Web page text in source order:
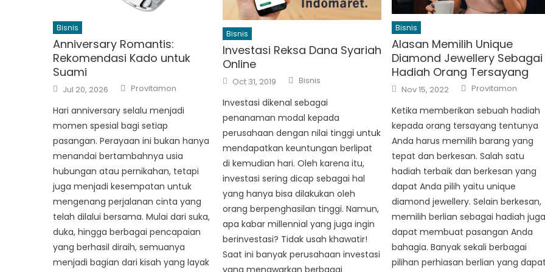
Bisnis
Anniversary Romantis:
Rekomendasi Kado untuk
Suami
Posted
on
Jul 20, 2026 Author
Provitamon
Hari anniversary selalu menjadi
momen spesial bagi setiap
pasangan. Perayaan ini bukan hanya
menandai bertambahnya usia
hubungan atau pernikahan, tetapi
juga menjadi kesempatan untuk
mengenang perjalanan cinta yang
telah dilalui bersama. Mulai dari suka,
duka, hingga berbagai pencapaian
yang berhasil diraih, semuanya
menjadi bagian dari kisah yang layak
Bisnis
Investasi Reksa Dana Syariah
Online
Posted
on
Oct 31, 2019 Author
Bisnis
Investasi dikenal sebagai
penanaman modal kepada
perusahaan dengan nilai tinggi untuk
mendapatkan keuntungan berlipat
di kemudian hari. Oleh karena itu,
investasi sering dicap sebagai hal
yang hanya bisa dilakukan oleh
orang berpenghasilan tinggi. Namun,
apa kabar millennial yang juga ingin
berinvestasi? Tidak usah khawatir!
Saat ini banyak perusahaan investasi
yang menawarkan berbagai
Bisnis
Alasan Memilih Unique
Diamond Jewellery Sebagai
Hadiah Orang Tersayang
Posted
on
Nov 15, 2022 Author
Provitamon
Ketika memberikan sebuah hadiah
kepada orang tersayang tentunya
Anda harus memilih barang yang
tepat dan berkesan. Salah satu
hadiah terbaik dan berkesan yang
dapat Anda pilih yaitu unique
diamond jewellery. Selain berkesan,
memilih berlian sebagai hadiah
dapat membuat pasangan Anda
bahagia. Banyak sekali berbagai
pilihan perhiasan berlian yang